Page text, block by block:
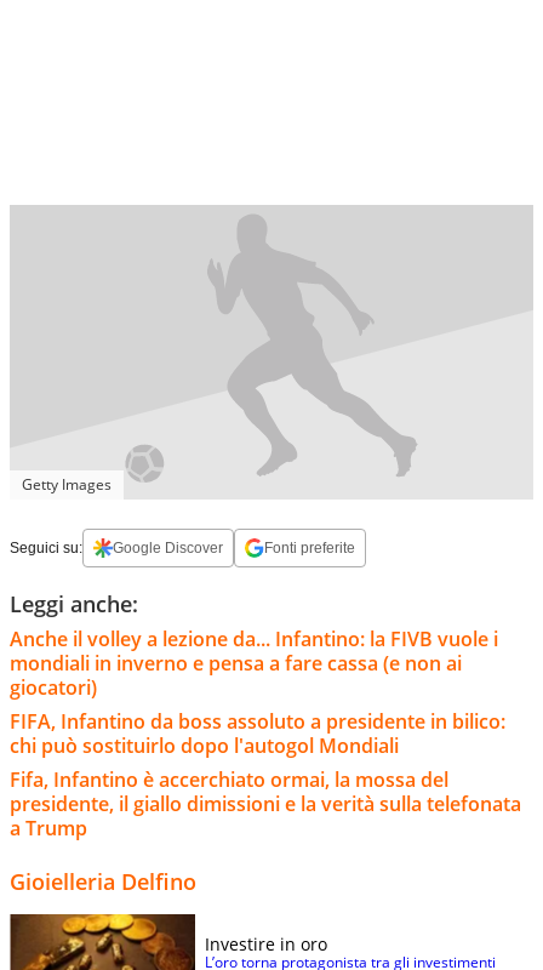
Getty Images
Seguici su: Google Discover Fonti preferite
Leggi anche:
Anche il volley a lezione da... Infantino: la FIVB vuole i
mondiali in inverno e pensa a fare cassa (e non ai
giocatori)
FIFA, Infantino da boss assoluto a presidente in bilico:
chi può sostituirlo dopo l'autogol Mondiali
Fifa, Infantino è accerchiato ormai, la mossa del
presidente, il giallo dimissioni e la verità sulla telefonata
a Trump
Gioielleria Delfino
Investire in oro
L’oro torna protagonista tra gli investimenti